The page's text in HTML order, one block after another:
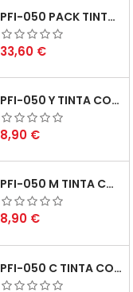
PFI-050 PACK TINTAS COMPATIVEIS
Preço
33,60 €
PFI-050 Y TINTA COMPATÍVEL AMARELO
Preço
8,90 €
PFI-050 M TINTA COMPATÍVEL MAGENTA
Preço
8,90 €
PFI-050 C TINTA COMPATÍVEL CIANO